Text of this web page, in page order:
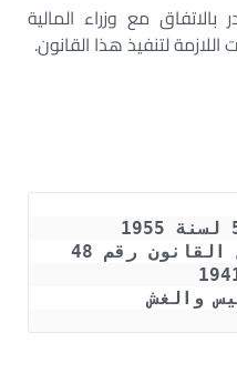
بالاتفاق مع وزراء المالية
اللازمة لتنفيذ هذا القانون.
والغش